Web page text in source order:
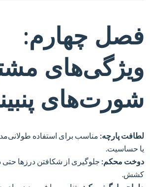
فصل چهارم:
ویژگی‌های
شورت‌های
لطافت پارچه: مناسب برای استفاده
یا حساسیت.
دوخت محکم: جلوگیری از شکافتن درزها حتی
کشش.